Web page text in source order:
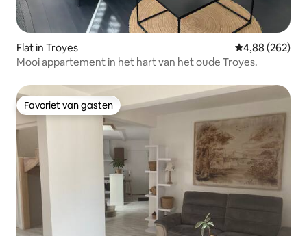
Flat in Troyes Gemiddelde
4,88 (262)
Mooi appartement in het hart van het oude Troyes.
Favoriet van gasten
Favoriet van gasten